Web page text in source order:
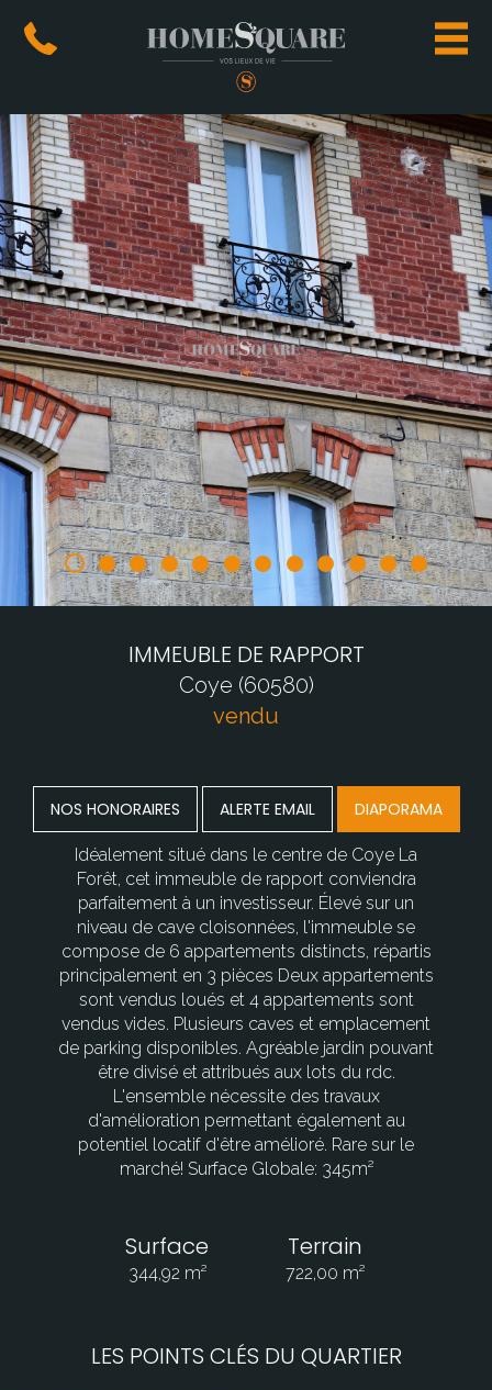
IMMEUBLE DE RAPPORT
Coye (60580)
vendu
NOS HONORAIRES ALERTE EMAIL DIAPORAMA
Idéalement situé dans le centre de Coye La
Forêt, cet immeuble de rapport conviendra
parfaitement à un investisseur. Élevé sur un
niveau de cave cloisonnées, l'immeuble se
compose de 6 appartements distincts, répartis
principalement en 3 pièces Deux appartements
sont vendus loués et 4 appartements sont
vendus vides. Plusieurs caves et emplacement
de parking disponibles. Agréable jardin pouvant
être divisé et attribués aux lots du rdc.
L'ensemble nécessite des travaux
d'amélioration permettant également au
potentiel locatif d'être amélioré. Rare sur le
marché! Surface Globale: 345m²
Surface
344,92 m²
Terrain
722,00 m²
LES POINTS CLÉS DU QUARTIER